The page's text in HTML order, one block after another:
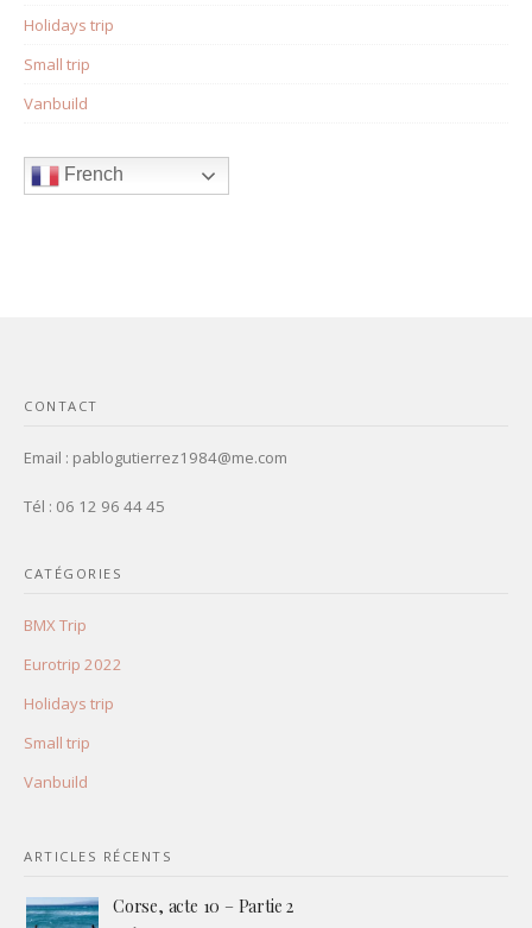
Holidays trip
Small trip
Vanbuild
French
CONTACT
Email : pablogutierrez1984@me.com
Tél : 06 12 96 44 45
CATÉGORIES
BMX Trip
Eurotrip 2022
Holidays trip
Small trip
Vanbuild
ARTICLES RÉCENTS
Corse, acte 10 – Partie 2